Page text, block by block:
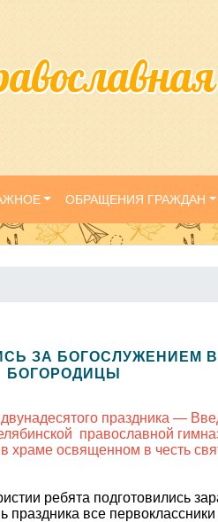
ОБРАЩЕНИЯ ГРАЖДАН
ЗА БОГОСЛУЖЕНИЕМ
БОГОРОДИЦЫ
двунадесятого праздника —
православной
храме освященном в честь
ребята подготовились
праздника все